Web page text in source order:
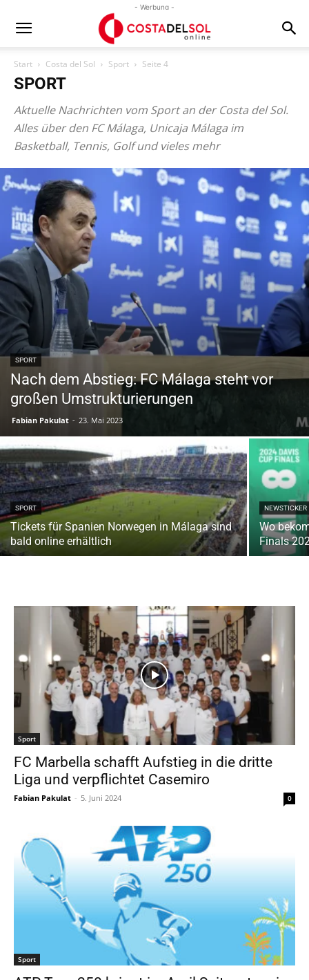
- Werbung -
Start Costa del Sol Sport Seite 4
SPORT
Aktuelle Nachrichten vom Sport an der Costa del Sol.
Alles über den FC Málaga, Unicaja Málaga im
Basketball, Tennis, Golf und vieles mehr
SPORT
Nach dem Abstieg: FC Málaga steht vor
großen Umstrukturierungen
Fabian Pakulat - 23. Mai 2023
SPORT
Tickets für Spanien Norwegen in Málaga sind
bald online erhältlich
NEWSTICKER
Wo
Finals
Sport
FC Marbella schafft Aufstieg in die dritte
Liga und verpflichtet Casemiro
Fabian Pakulat - 5. Juni 2024 0
Sport